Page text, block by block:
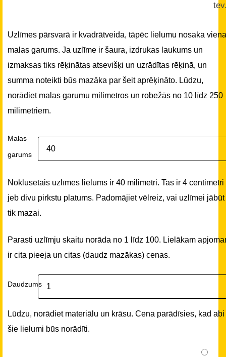
Uzlīmes pārsvarā ir kvadrātveida, tāpēc lielumu nosaka
malas garums. Ja uzlīme ir šaura, izdrukas laukums un
izmaksas tiks rēķinātas atsevišķi un uzrādītas rēķinā, un
summa noteikti būs mazāka par šeit aprēķināto. Lūdzu,
norādiet malas garumu milimetros un robežās no 10 līdz 250
milimetriem.
Malas
garums
Noklusētais uzlīmes lielums ir 40 milimetri. Tas ir 4 centimetri
jeb divu pirkstu platums. Padomājiet vēlreiz, vai uzlīmei jābūt
tik mazai.
Parasti uzlīmju skaitu norāda no 1 līdz 100. Lielākam
ir cita pieeja un citas (daudz mazākas) cenas.
Daudzums
Lūdzu, norādiet materiālu un krāsu. Cena parādīsies, kad abi
šie lielumi būs norādīti.